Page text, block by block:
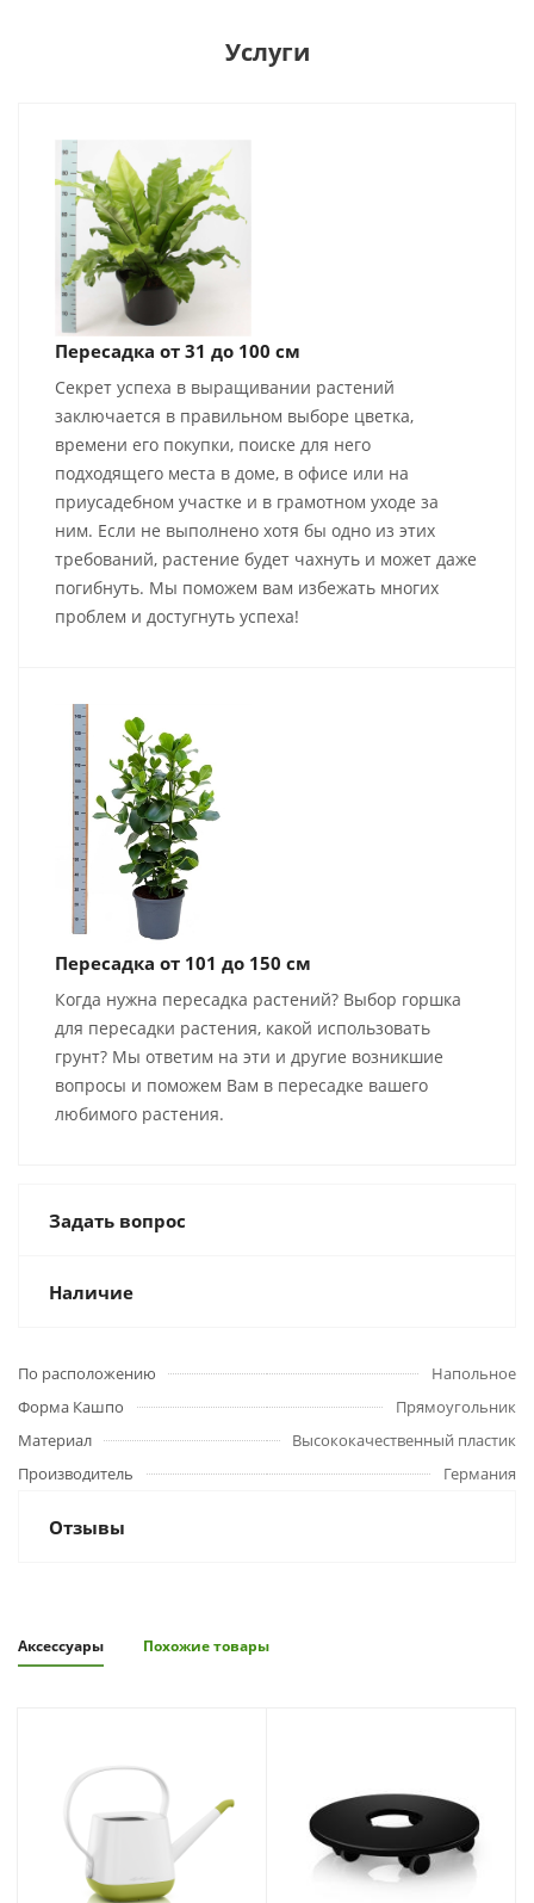
Услуги
Пересадка от 31 до 100 см
Секрет успеха в выращивании растений
заключается в правильном выборе цветка,
времени его покупки, поиске для него
подходящего места в доме, в офисе или на
приусадебном участке и в грамотном уходе за
ним. Если не выполнено хотя бы одно из этих
требований, растение будет чахнуть и может даже
погибнуть. Мы поможем вам избежать многих
проблем и достугнуть успеха!
Пересадка от 101 до 150 см
Когда нужна пересадка растений? Выбор горшка
для пересадки растения, какой использовать
грунт? Мы ответим на эти и другие возникшие
вопросы и поможем Вам в пересадке вашего
любимого растения.
Задать вопрос
Наличие
По расположению
Напольное
Форма Кашпо
Прямоугольник
Материал
Высококачественный пластик
Производитель
Германия
Отзывы
Аксессуары Похожие товары